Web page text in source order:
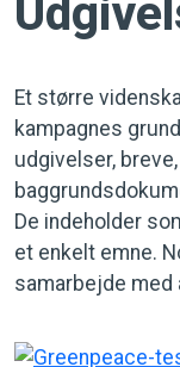
Et større
kampagnes
udgivelser,
De indeholder
et enkelt emne.
samarbejde med